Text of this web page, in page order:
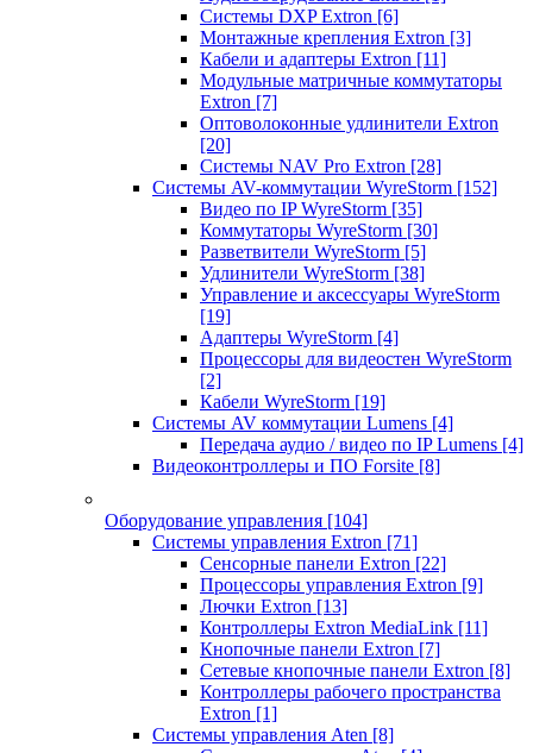
Системы DXP Extron [6]
Монтажные крепления Extron [3]
Кабели и адаптеры Extron [11]
Модульные матричные коммутаторы
Extron [7]
Оптоволоконные удлинители Extron
[20]
Системы NAV Pro Extron [28]
Системы AV-коммутации WyreStorm [152]
Видео по IP WyreStorm [35]
Коммутаторы WyreStorm [30]
Разветвители WyreStorm [5]
Удлинители WyreStorm [38]
Управление и аксессуары WyreStorm
[19]
Адаптеры WyreStorm [4]
Процессоры для видеостен WyreStorm
[2]
Кабели WyreStorm [19]
Системы AV коммутации Lumens [4]
Передача аудио / видео по IP Lumens [4]
Видеоконтроллеры и ПО Forsite [8]
Оборудование управления [104]
Системы управления Extron [71]
Сенсорные панели Extron [22]
Процессоры управления Extron [9]
Лючки Extron [13]
Контроллеры Extron MediaLink [11]
Кнопочные панели Extron [7]
Сетевые кнопочные панели Extron [8]
Контроллеры рабочего пространства
Extron [1]
Системы управления Aten [8]